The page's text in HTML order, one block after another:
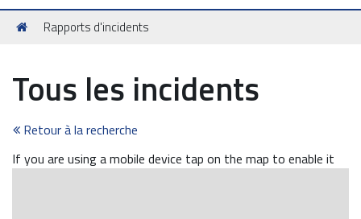
Vous
Rapports d'incidents
Tous les incidents
Retour à la recherche
If you are using a mobile device tap on the map to enable it